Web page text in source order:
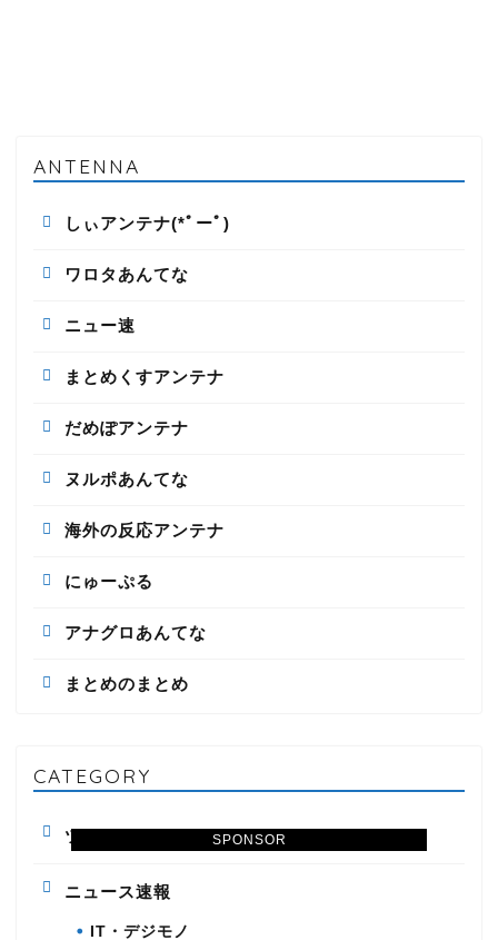
SPONSOR
ANTENNA
しぃアンテナ(*ﾟーﾟ)
ワロタあんてな
ニュー速
まとめくすアンテナ
だめぽアンテナ
ヌルポあんてな
海外の反応アンテナ
にゅーぷる
アナグロあんてな
まとめのまとめ
CATEGORY
ツイッター
ニュース速報
IT・デジモノ